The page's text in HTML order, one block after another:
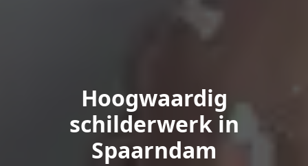
Hoogwaardig
schilderwerk in
Spaarndam